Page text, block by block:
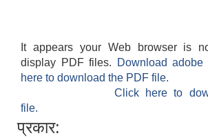
It appears your Web browser is
display PDF files.
Download
here to download the PDF file.
Click here to
file.
प्रकार: